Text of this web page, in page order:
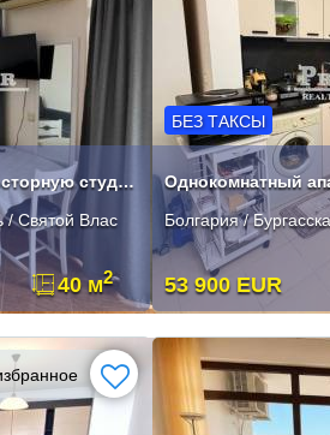
Предлагаем на продажу просторную студию в городе Святой Влас.
/ Святой Влас
40 м2
БЕЗ ТАКСЫ
Болгария /
53 900 EUR